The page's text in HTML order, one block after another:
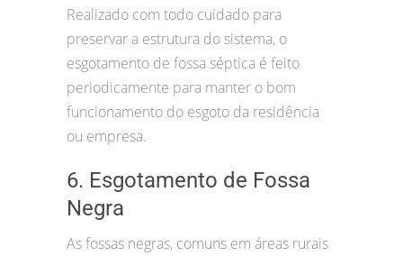
Realizado com todo cuidado para
preservar a estrutura do sistema, o
esgotamento de fossa séptica é feito
periodicamente para manter o bom
funcionamento do esgoto da residência
ou empresa.
6. Esgotamento de Fossa
Negra
As fossas negras, comuns em áreas rurais